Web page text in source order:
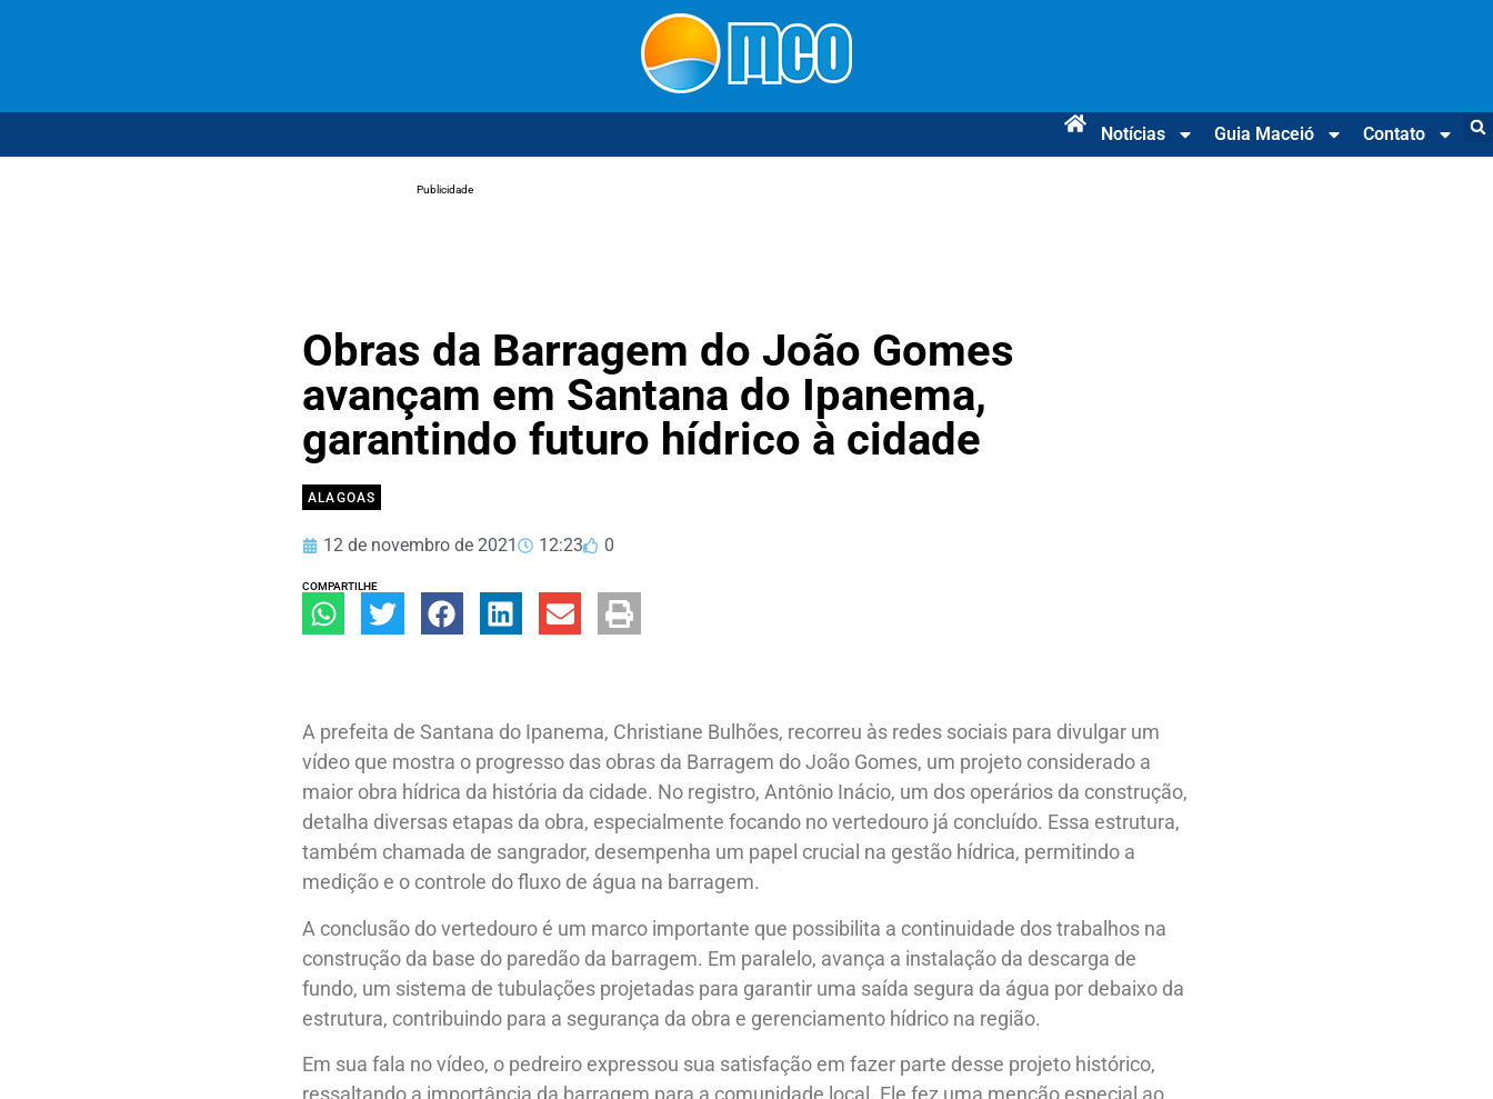
Notícias Guia Maceió Contato
Publicidade
Obras da Barragem do João Gomes
avançam em Santana do Ipanema,
garantindo futuro hídrico à cidade
ALAGOAS
12 de novembro de 2021 12:23 0
COMPARTILHE
A prefeita de Santana do Ipanema, Christiane Bulhões, recorreu às redes sociais para divulgar um
vídeo que mostra o progresso das obras da Barragem do João Gomes, um projeto considerado a
maior obra hídrica da história da cidade. No registro, Antônio Inácio, um dos operários da construção,
detalha diversas etapas da obra, especialmente focando no vertedouro já concluído. Essa estrutura,
também chamada de sangrador, desempenha um papel crucial na gestão hídrica, permitindo a
medição e o controle do fluxo de água na barragem.
A conclusão do vertedouro é um marco importante que possibilita a continuidade dos trabalhos na
construção da base do paredão da barragem. Em paralelo, avança a instalação da descarga de
fundo, um sistema de tubulações projetadas para garantir uma saída segura da água por debaixo da
estrutura, contribuindo para a segurança da obra e gerenciamento hídrico na região.
Em sua fala no vídeo, o pedreiro expressou sua satisfação em fazer parte desse projeto histórico,
ressaltando a importância da barragem para a comunidade local. Ele fez uma menção especial ao